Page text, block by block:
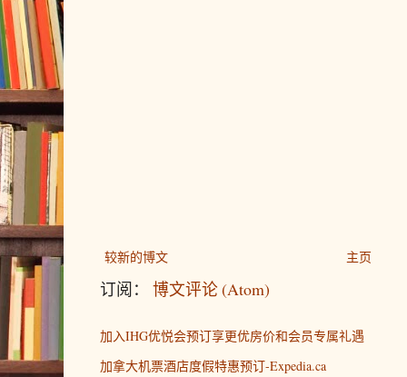
较新的博文 主页
订阅： 博文评论 (Atom)
加入IHG优悦会预订享更优房价和会员专属礼遇
加拿大机票酒店度假特惠预订-Expedia.ca